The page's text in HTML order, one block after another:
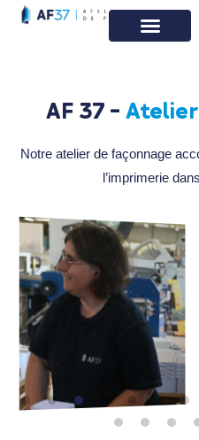
AF 37 - Atelier
Notre atelier de façonnage
l’imprimerie